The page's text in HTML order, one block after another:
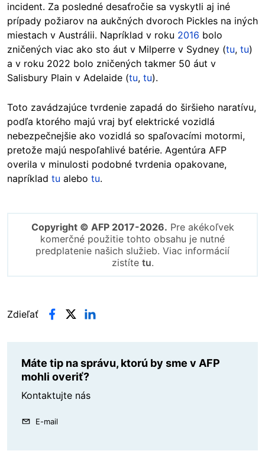
incident. Za posledné desaťročie sa vyskytli aj iné
prípady požiarov na aukčných dvoroch Pickles na iných
miestach v Austrálii. Napríklad v roku 2016 bolo
zničených viac ako sto áut v Milperre v Sydney (tu, tu)
a v roku 2022 bolo zničených takmer 50 áut v
Salisbury Plain v Adelaide (tu, tu).
Toto zavádzajúce tvrdenie zapadá do širšieho naratívu,
podľa ktorého majú vraj byť elektrické vozidlá
nebezpečnejšie ako vozidlá so spaľovacími motormi,
pretože majú nespoľahlivé batérie. Agentúra AFP
overila v minulosti podobné tvrdenia opakovane,
napríklad tu alebo tu.
Copyright © AFP 2017-2026. Pre akékoľvek
komerčné použitie tohto obsahu je nutné
predplatenie našich služieb. Viac informácií
zistíte tu.
Zdieľať
Máte tip na správu, ktorú by sme v AFP
mohli overiť?
Kontaktujte nás
E-mail